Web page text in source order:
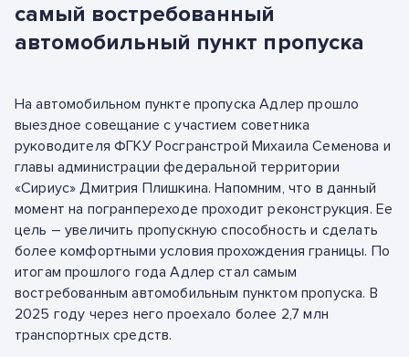
самый востребованный
автомобильный пункт пропуска
На автомобильном пункте пропуска Адлер прошло
выездное совещание с участием советника
руководителя ФГКУ Росгранстрой Михаила Семенова и
главы администрации федеральной территории
«Сириус» Дмитрия Плишкина. Напомним, что в данный
момент на погранпереходе проходит реконструкция. Ее
цель – увеличить пропускную способность и сделать
более комфортными условия прохождения границы. По
итогам прошлого года Адлер стал самым
востребованным автомобильным пунктом пропуска. В
2025 году через него проехало более 2,7 млн
транспортных средств.